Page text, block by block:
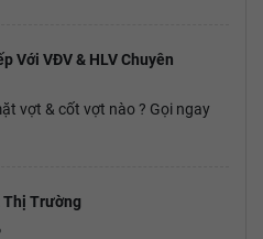
Với VĐV & HLV Chuyên
vợt & cốt vợt nào ? Gọi ngay
Thị Trường